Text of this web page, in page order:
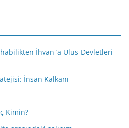
İhvan ‘a Ulus-Devletleri
İnsan Kalkanı
Kimin?